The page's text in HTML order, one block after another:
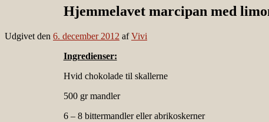
Hjemmelavet marcipan med
Udgivet den 6. december 2012 afVivi
Ingredienser:
Hvid chokolade til skallerne
500 gr mandler
6 – 8 bittermandler eller abrikoskerner